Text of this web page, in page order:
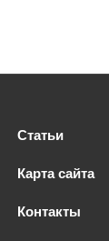
Статьи
Карта сайта
Контакты